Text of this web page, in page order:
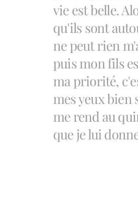
vie est belle.
qu'ils sont
ne peut rien
puis mon fils
ma priorité,
mes yeux bien
me rend au
que je lui